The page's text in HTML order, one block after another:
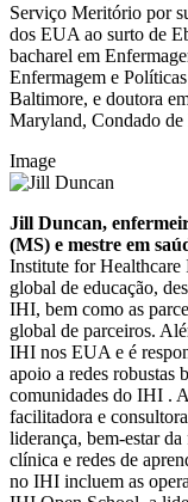
Serviço Meritório por
dos EUA ao surto de
bacharel em
Enfermagem e
Baltimore, e doutora
Maryland, Condado
Image
Jill Duncan,
(MS) e mestre em
Institute for
global de educação,
IHI, bem como as
global de parceiros.
IHI nos EUA e é
apoio a redes robustas
comunidades do IHI .
facilitadora e
liderança, bem-estar
clínica e redes de
no IHI incluem as